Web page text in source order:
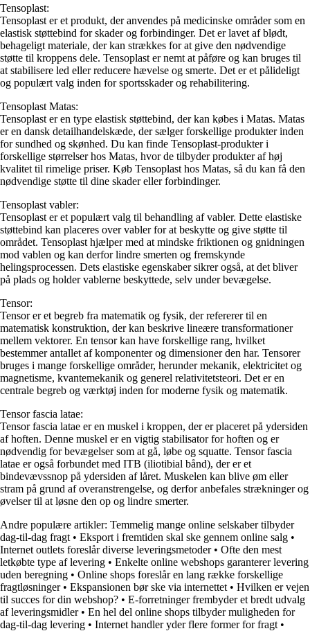
Tensoplast:
Tensoplast er et produkt, der anvendes på medicinske områder som en
elastisk støttebind for skader og forbindinger. Det er lavet af blødt,
behageligt materiale, der kan strækkes for at give den nødvendige
støtte til kroppens dele. Tensoplast er nemt at påføre og kan bruges til
at stabilisere led eller reducere hævelse og smerte. Det er et pålideligt
og populært valg inden for sportsskader og rehabilitering.
Tensoplast Matas:
Tensoplast er en type elastisk støttebind, der kan købes i Matas. Matas
er en dansk detailhandelskæde, der sælger forskellige produkter inden
for sundhed og skønhed. Du kan finde Tensoplast-produkter i
forskellige størrelser hos Matas, hvor de tilbyder produkter af høj
kvalitet til rimelige priser. Køb Tensoplast hos Matas, så du kan få den
nødvendige støtte til dine skader eller forbindinger.
Tensoplast vabler:
Tensoplast er et populært valg til behandling af vabler. Dette elastiske
støttebind kan placeres over vabler for at beskytte og give støtte til
området. Tensoplast hjælper med at mindske friktionen og gnidningen
mod vablen og kan derfor lindre smerten og fremskynde
helingsprocessen. Dets elastiske egenskaber sikrer også, at det bliver
på plads og holder vablerne beskyttede, selv under bevægelse.
Tensor:
Tensor er et begreb fra matematik og fysik, der refererer til en
matematisk konstruktion, der kan beskrive lineære transformationer
mellem vektorer. En tensor kan have forskellige rang, hvilket
bestemmer antallet af komponenter og dimensioner den har. Tensorer
bruges i mange forskellige områder, herunder mekanik, elektricitet og
magnetisme, kvantemekanik og generel relativitetsteori. Det er en
centrale begreb og værktøj inden for moderne fysik og matematik.
Tensor fascia latae:
Tensor fascia latae er en muskel i kroppen, der er placeret på ydersiden
af hoften. Denne muskel er en vigtig stabilisator for hoften og er
nødvendig for bevægelser som at gå, løbe og squatte. Tensor fascia
latae er også forbundet med ITB (iliotibial bånd), der er et
bindevævssnop på ydersiden af låret. Muskelen kan blive øm eller
stram på grund af overanstrengelse, og derfor anbefales strækninger og
øvelser til at løsne den op og lindre smerter.
Andre populære artikler: Temmelig mange online selskaber tilbyder
dag-til-dag fragt • Eksport i fremtiden skal ske gennem online salg •
Internet outlets foreslår diverse leveringsmetoder• Ofte den mest
letkøbte type af levering • Enkelte online webshops garanterer levering
uden beregning • Online shops foreslår en lang række forskellige
fragtløsninger• Ekspansionen bør ske via internettet • Hvilken er vejen
til succes for din webshop? • E-forretninger frembyder et bredt udvalg
af leveringsmidler• En hel del online shops tilbyder muligheden for
dag-til-dag levering • Internet handler yder flere former for fragt •